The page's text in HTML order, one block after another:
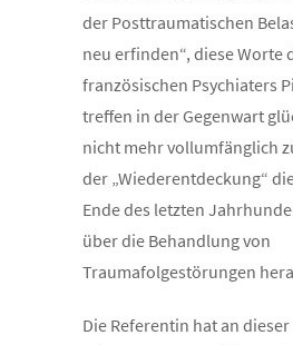
der Posttraumatischen
neu erfinden“, diese Worte
französischen Psychiaters
treffen in der Gegenwart
nicht mehr vollumfänglich
der „Wiederentdeckung“
Ende des letzten
über die Behandlung von
Traumafolgestörungen
Die Referentin hat an